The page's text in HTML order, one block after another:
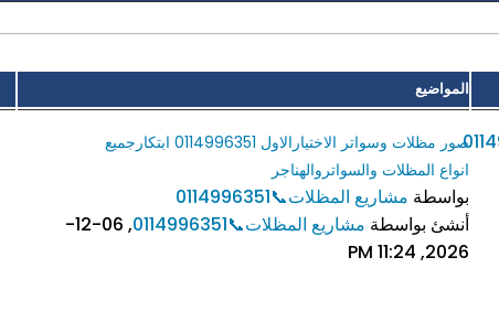
المواضيع
صور مظلات وسواتر الاختيارالاول 0114996351 ابتكارجميع
انواع المظلات والسواتروالهناجر
بواسطة مشاريع المظلات📞0114996351
أنشئ بواسطة مشاريع المظلات📞0114996351 ,
06-12-
2026, 11:24 PM